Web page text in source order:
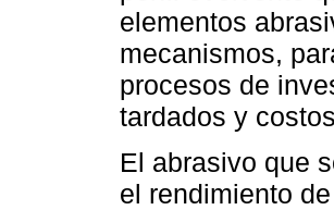
elementos
mecanismos,
procesos de
tardados y
El abrasivo que
el rendimiento